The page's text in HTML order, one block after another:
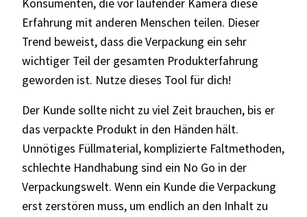
Konsumenten, die vor laufender Kamera diese
Erfahrung mit anderen Menschen teilen. Dieser
Trend beweist, dass die Verpackung ein sehr
wichtiger Teil der gesamten Produkterfahrung
geworden ist. Nutze dieses Tool für dich!
Der Kunde sollte nicht zu viel Zeit brauchen, bis er
das verpackte Produkt in den Händen hält.
Unnötiges Füllmaterial, komplizierte Faltmethoden,
schlechte Handhabung sind ein No Go in der
Verpackungswelt. Wenn ein Kunde die Verpackung
erst zerstören muss, um endlich an den Inhalt zu